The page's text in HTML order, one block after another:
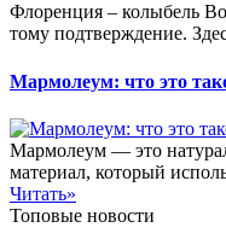
Флоренция – колыбель
тому подтверждение.
Мармолеум: что это
Мармолеум — это
материал, который
Читать»
Топовые новости